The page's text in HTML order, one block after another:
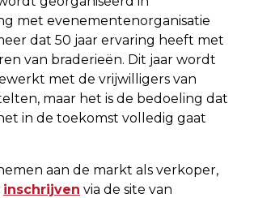
met evenementenorganisatie
dat 50 jaar ervaring heeft met
van braderieën. Dit jaar wordt
met de vrijwilligers van
maar het is de bedoeling dat
in de toekomst volledig gaat
aan de markt als verkoper,
inschrijven via de site van